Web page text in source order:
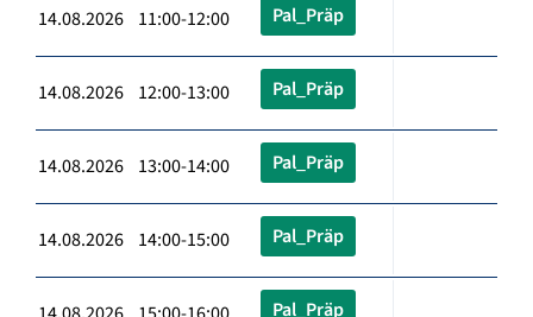
14.08.2026 11:00-12:00 Pal_Präp
14.08.2026 12:00-13:00 Pal_Präp
14.08.2026 13:00-14:00 Pal_Präp
14.08.2026 14:00-15:00 Pal_Präp
Pal_Präp